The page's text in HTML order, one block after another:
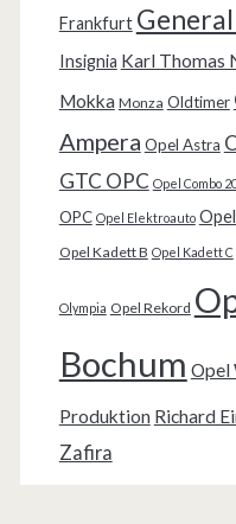
Frankfurt
Insignia Karl Thomas
Mokka Monza Oldtimer
Ampera Opel Astra
GTC OPC Opel Combo
OPC Opel Elektroauto
Opel Kadett B Opel Kadett C
Olympia Opel Rekord
Bochum Opel
Produktion Richard
Zafira